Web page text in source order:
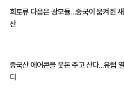
희토류 다음은 광모듈…중국이 움켜쥔
산
중국산 에어콘을 웃돈 주고 산다...유럽
디